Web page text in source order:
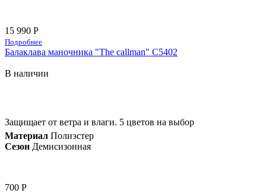
15 990 Р
Подробнее
Балаклава маночника "The callman" С5402
В наличии
Защищает от ветра и влаги. 5 цветов на выбор
Материал Полиэстер
Сезон Демисизонная
700 Р